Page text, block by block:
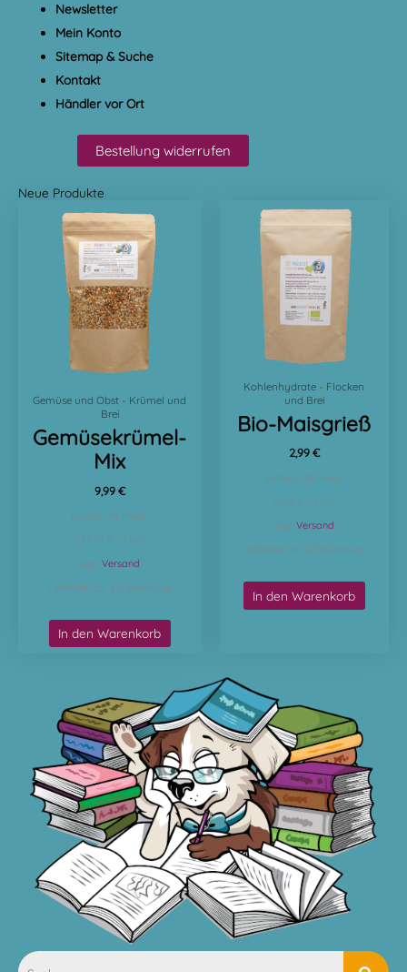
Newsletter
Mein Konto
Sitemap & Suche
Kontakt
Händler vor Ort
Bestellung widerrufen
Neue Produkte
Gemüse und Obst - Krümel und
Brei
Gemüsekrümel-
Mix
9,99 €
Enthält 7% MwSt.
(22,20 € / 1 kg)
zzgl.Versand
Lieferzeit: ca. 2-3 Werktage
In den Warenkorb
Kohlenhydrate - Flocken
und Brei
Bio-Maisgrieß
2,99 €
Enthält 7% MwSt.
(5,98 € / 1 kg)
zzgl.Versand
Lieferzeit: ca. 2-3 Werktage
In den Warenkorb